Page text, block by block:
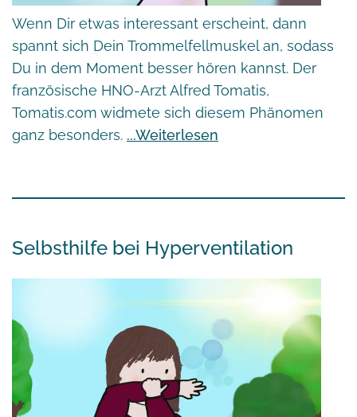
Wenn Dir etwas interessant erscheint, dann
spannt sich Dein Trommelfellmuskel an, sodass
Du in dem Moment besser hören kannst. Der
französische HNO-Arzt Alfred Tomatis,
Tomatis.com widmete sich diesem Phänomen
ganz besonders.
Weiterlesen
Selbsthilfe bei Hyperventilation